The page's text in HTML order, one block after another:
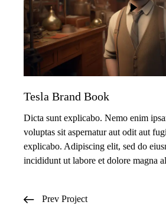
Tesla Brand Book
Dicta sunt explicabo. Nemo enim
voluptas sit aspernatur aut odit aut
explicabo. Adipiscing elit, sed do
incididunt ut labore et dolore magna
Prev Project